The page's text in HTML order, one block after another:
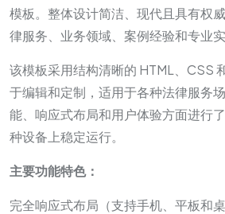
模板。整体设计简洁、现代且具有权
律服务、业务领域、案例经验和专业实
该模板采用结构清晰的 HTML、CSS
于编辑和定制，适用于各种法律服务
能、响应式布局和用户体验方面进行
种设备上稳定运行。
主要功能特色：
完全响应式布局（支持手机、平板和桌